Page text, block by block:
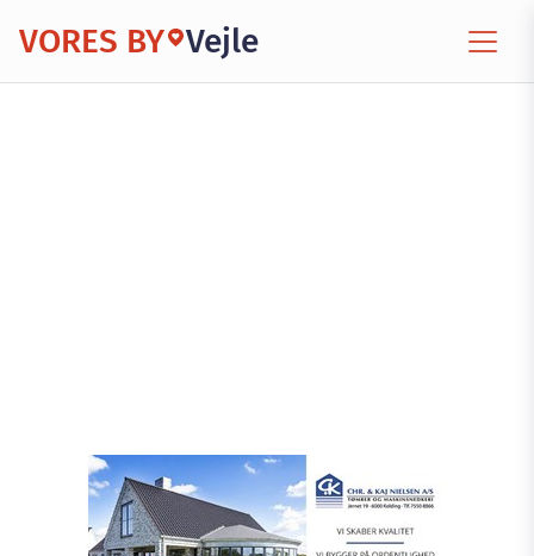
VORES BY Vejle